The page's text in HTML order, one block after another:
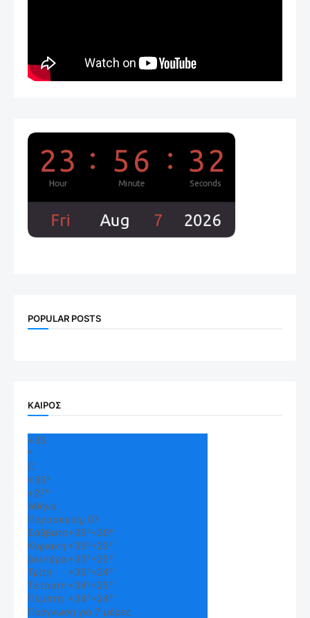
POPULAR POSTS
ΚΑΙΡΟΣ
+35
°
C
+35°
+27°
Αθήνα
Παρασκευή, 07
Σάββατο+39°+30°
Κυριακή +35°+29°
Δευτέρα+33°+25°
Τρίτη
+35°+24°
Τετάρτη +34°+25°
Πέμπτη +34°+24°
Πρόγνωση για 7 μέρες